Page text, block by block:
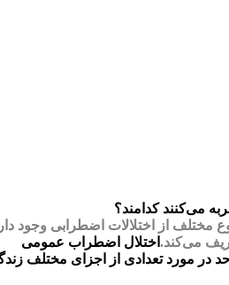
می‌کنند کدامند؟
می‌کند. اختلال اضطراب عمومی
در مورد تعدادی از اجزای مختلف